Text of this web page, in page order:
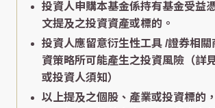
投資人申購本基金係持有基金受益
文提及之投資資產或標的。
投資人應留意衍生性工具 /證券相關
資策略所可能產生之投資風險（詳
或投資人須知）
以上提及之個股、產業或投資標的